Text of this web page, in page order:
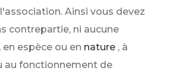
Ainsi vous devez
contrepartie, ni aucune
espèce ou en nature , à
au fonctionnement de